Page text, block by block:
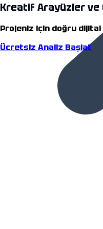
Kreatif Arayüzler ve
Projeniz için doğru
Ücretsiz Analiz Başlat